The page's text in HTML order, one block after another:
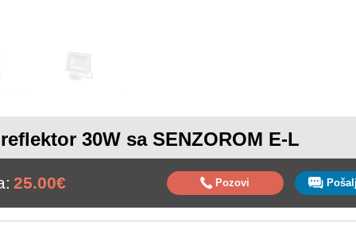
30W sa SENZOROM E-L
25.00€ Pozovi